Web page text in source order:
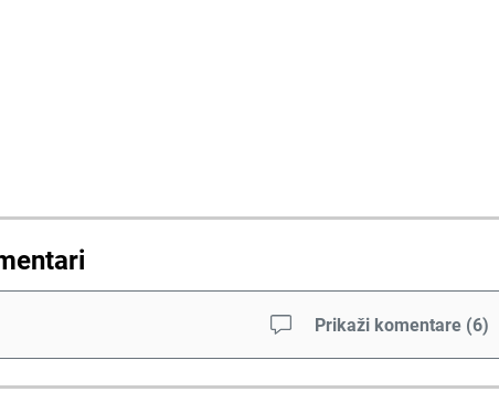
Prikaži komentare (6)